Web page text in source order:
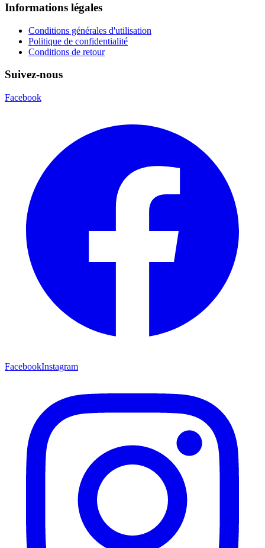
Informations légales
Conditions générales d'utilisation
Politique de confidentialité
Conditions de retour
Suivez-nous
Facebook
FacebookInstagram